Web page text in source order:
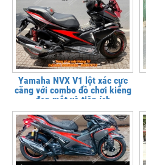
Yamaha NVX V1 lột xác cực
căng với combo đồ chơi kiểng
đẹp mắt và tiện ích